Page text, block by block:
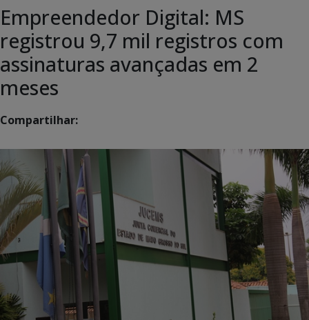
Empreendedor Digital: MS
registrou 9,7 mil registros com
assinaturas avançadas em 2
meses
Compartilhar: